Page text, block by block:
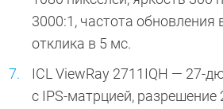
3000:1, частота обновления
отклика в 5 мс.
ICL ViewRay 2711IQH — 27-
с IPS-матрцией, разрешение